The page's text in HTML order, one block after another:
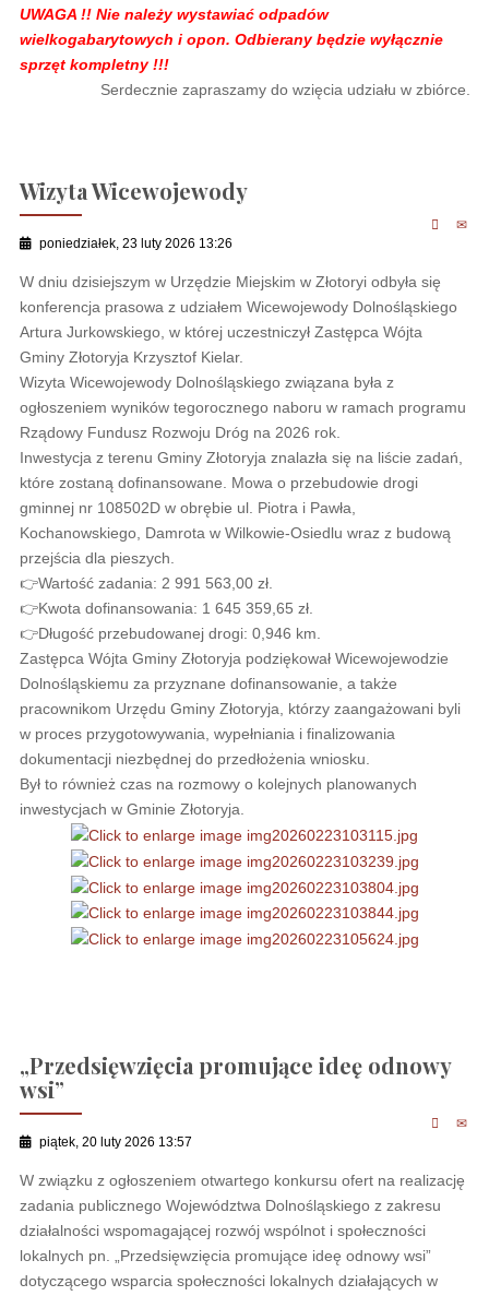
UWAGA !! Nie należy wystawiać odpadów
wielkogabarytowych i opon. Odbierany będzie wyłącznie
sprzęt kompletny !!!
Serdecznie zapraszamy do wzięcia udziału w zbiórce.
Wizyta Wicewojewody
poniedziałek, 23 luty 2026 13:26
W dniu dzisiejszym w Urzędzie Miejskim w Złotoryi odbyła się
konferencja prasowa z udziałem Wicewojewody Dolnośląskiego
Artura Jurkowskiego, w której uczestniczył Zastępca Wójta
Gminy Złotoryja Krzysztof Kielar.
Wizyta Wicewojewody Dolnośląskiego związana była z
ogłoszeniem wyników tegorocznego naboru w ramach programu
Rządowy Fundusz Rozwoju Dróg na 2026 rok.
Inwestycja z terenu Gminy Złotoryja znalazła się na liście zadań,
które zostaną dofinansowane. Mowa o przebudowie drogi
gminnej nr 108502D w obrębie ul. Piotra i Pawła,
Kochanowskiego, Damrota w Wilkowie-Osiedlu wraz z budową
przejścia dla pieszych.
👉Wartość zadania: 2 991 563,00 zł.
👉Kwota dofinansowania: 1 645 359,65 zł.
👉Długość przebudowanej drogi: 0,946 km.
Zastępca Wójta Gminy Złotoryja podziękował Wicewojewodzie
Dolnośląskiemu za przyznane dofinansowanie, a także
pracownikom Urzędu Gminy Złotoryja, którzy zaangażowani byli
w proces przygotowywania, wypełniania i finalizowania
dokumentacji niezbędnej do przedłożenia wniosku.
Był to również czas na rozmowy o kolejnych planowanych
inwestycjach w Gminie Złotoryja.
„Przedsięwzięcia promujące ideę odnowy
wsi”
piątek, 20 luty 2026 13:57
W związku z ogłoszeniem otwartego konkursu ofert na realizację
zadania publicznego Województwa Dolnośląskiego z zakresu
działalności wspomagającej rozwój wspólnot i społeczności
lokalnych pn. „Przedsięwzięcia promujące ideę odnowy wsi”
dotyczącego wsparcia społeczności lokalnych działających w